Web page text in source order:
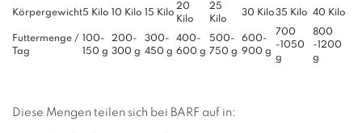
Körpergewicht5 Kilo 10 Kilo 15 Kilo
20
Kilo
25
Kilo
30 Kilo35 Kilo 40 Kilo
Futtermenge /
Tag
100-
150 g
200-
300 g
300-
450 g
400-
600 g
500-
750 g
600-
900 g
700
-1050
g
800
-1200
g
Diese Mengen teilen sich bei BARF auf in: